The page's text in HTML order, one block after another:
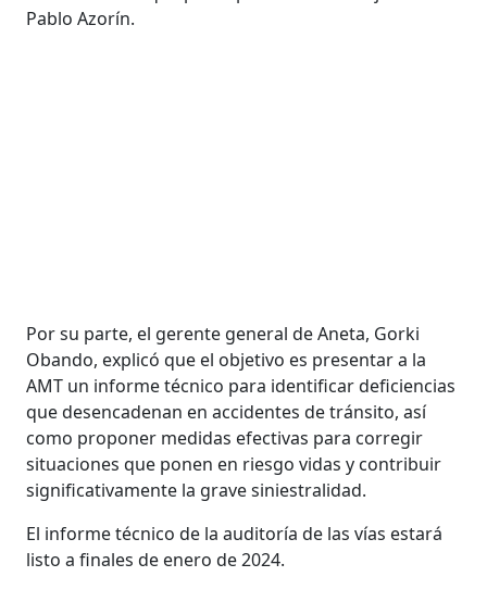
Pablo Azorín.
Por su parte, el gerente general de Aneta, Gorki
Obando, explicó que el objetivo es presentar a la
AMT un informe técnico para identificar deficiencias
que desencadenan en accidentes de tránsito, así
como proponer medidas efectivas para corregir
situaciones que ponen en riesgo vidas y contribuir
significativamente la grave siniestralidad.
El informe técnico de la auditoría de las vías estará
listo a finales de enero de 2024.